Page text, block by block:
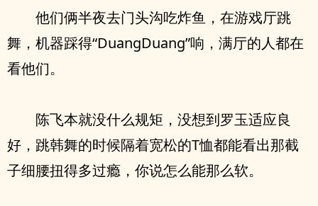
他们俩半夜去门头沟吃炸鱼，在游戏厅跳
舞，机器踩得“DuangDuang”响，满厅的人都在
看他们。
陈飞本就没什么规矩，没想到罗玉适应良
好，跳韩舞的时候隔着宽松的T恤都能看出那截
子细腰扭得多过瘾，你说怎么能那么软。